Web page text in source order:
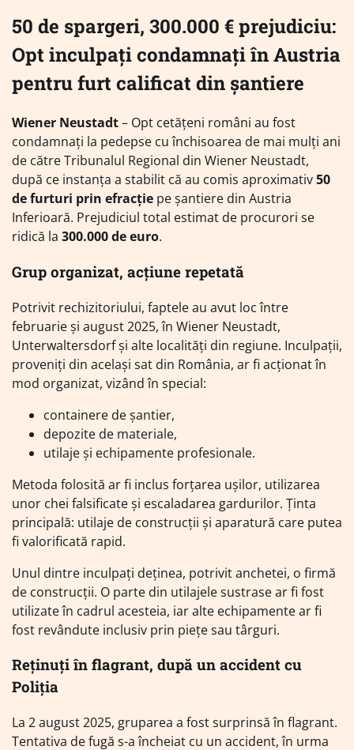
50 de spargeri, 300.000 € prejudiciu:
Opt inculpați condamnați în Austria
pentru furt calificat din șantiere
Wiener Neustadt– Opt cetățeni români au fost
condamnați la pedepse cu închisoarea de mai mulți ani
de către Tribunalul Regional din Wiener Neustadt,
după ce instanța a stabilit că au comis aproximativ50
de furturi prin efracție pe șantiere din Austria
Inferioară. Prejudiciul total estimat de procurori se
ridică la 300.000 de euro.
Grup organizat, acțiune repetată
Potrivit rechizitoriului, faptele au avut loc între
februarie și august 2025, în Wiener Neustadt,
Unterwaltersdorf și alte localități din regiune. Inculpații,
proveniți din același sat din România, ar fi acționat în
mod organizat, vizând în special:
containere de șantier,
depozite de materiale,
utilaje și echipamente profesionale.
Metoda folosită ar fi inclus forțarea ușilor, utilizarea
unor chei falsificate și escaladarea gardurilor. Ținta
principală: utilaje de construcții și aparatură care putea
fi valorificată rapid.
Unul dintre inculpați deținea, potrivit anchetei, o firmă
de construcții. O parte din utilajele sustrase ar fi fost
utilizate în cadrul acesteia, iar alte echipamente ar fi
fost revândute inclusiv prin piețe sau târguri.
Reținuți în flagrant, după un accident cu
Poliția
La 2 august 2025, gruparea a fost surprinsă în flagrant.
Tentativa de fugă s-a încheiat cu un accident, în urma